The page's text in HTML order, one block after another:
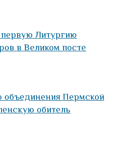
Литургию
в Великом посте
объединения Пермской
обитель